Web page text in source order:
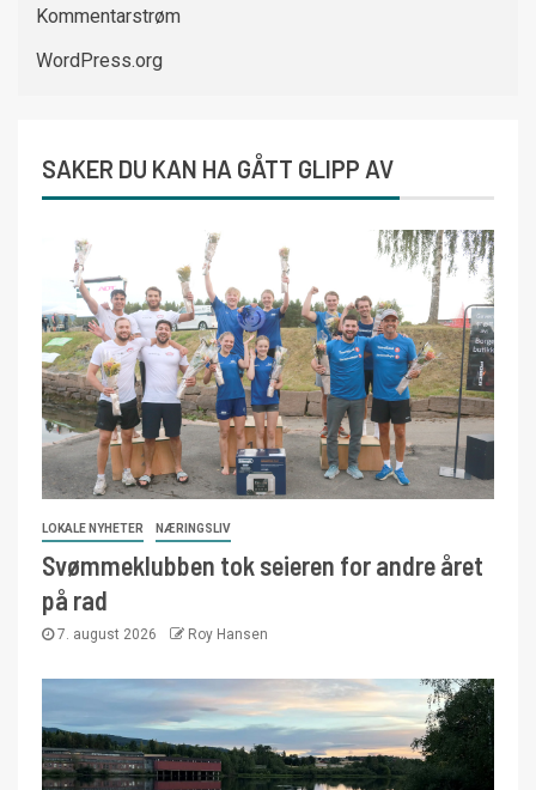
Kommentarstrøm
WordPress.org
SAKER DU KAN HA GÅTT GLIPP AV
LOKALE NYHETER NÆRINGSLIV
Svømmeklubben tok seieren for andre året
på rad
7. august 2026 Roy Hansen